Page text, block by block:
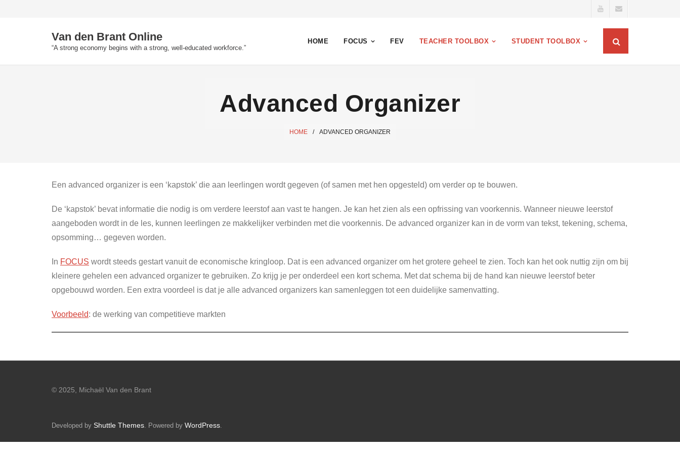
Van den Brant Online
“A strong economy begins with a strong, well-educated workforce.”
HOME FOCUS FEV TEACHER TOOLBOX STUDENT TOOLBOX
Advanced Organizer
HOME / ADVANCED ORGANIZER
Een advanced organizer is een ‘kapstok’ die aan leerlingen wordt gegeven (of samen met hen opgesteld) om verder op te bouwen.
De ‘kapstok’ bevat informatie die nodig is om verdere leerstof aan vast te hangen. Je kan het zien als een opfrissing van voorkennis. Wanneer nieuwe leerstof
aangeboden wordt in de les, kunnen leerlingen ze makkelijker verbinden met die voorkennis. De advanced organizer kan in de vorm van tekst, tekening, schema,
opsomming… gegeven worden.
In FOCUS wordt steeds gestart vanuit de economische kringloop. Dat is een advanced organizer om het grotere geheel te zien. Toch kan het ook nuttig zijn om bij
kleinere gehelen een advanced organizer te gebruiken. Zo krijg je per onderdeel een kort schema. Met dat schema bij de hand kan nieuwe leerstof beter
opgebouwd worden. Een extra voordeel is dat je alle advanced organizers kan samenleggen tot een duidelijke samenvatting.
Voorbeeld: de werking van competitieve markten
© 2025, Michaël Van den Brant
Developed by Shuttle Themes. Powered by WordPress.